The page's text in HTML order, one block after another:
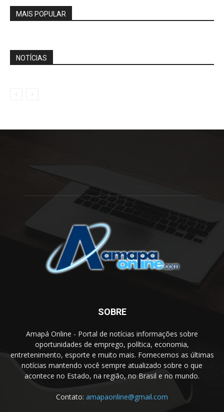
MAIS POPULAR
NOTÍCIAS
SOBRE
Amapá Online - Portal de notícias informações sobre
oportunidades de emprego, política, economia,
entretenimento, esporte e muito mais. Fornecemos as últimas
notícias mantendo você sempre atualizado sobre o que
acontece no Estado, na região, no Brasil e no mundo.
Contato: amapaonline@gmail.com